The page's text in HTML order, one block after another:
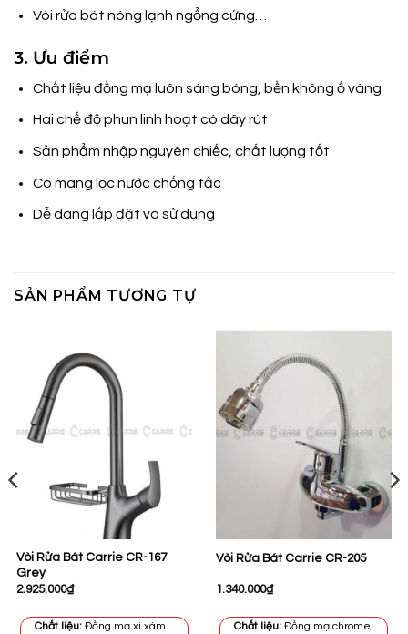
Vòi rửa bát nóng lạnh ngổng cứng…
3. Ưu điểm
Chất liệu đồng mạ luôn sáng bóng, bền không ố vàng
Hai chế độ phun linh hoạt có dây rút
Sản phẩm nhập nguyên chiếc, chất lượng tốt
Có màng lọc nước chống tắc
Dễ dàng lắp đặt và sử dụng
SẢN PHẨM TƯƠNG TỰ
Vòi Rửa Bát Carrie CR-167
Grey
2.925.000₫
Chất liệu:Đồng mạ xi xám
Vòi Rửa Bát Carrie CR-205
1.340.000₫
Chất liệu:Đồng mạ chrome